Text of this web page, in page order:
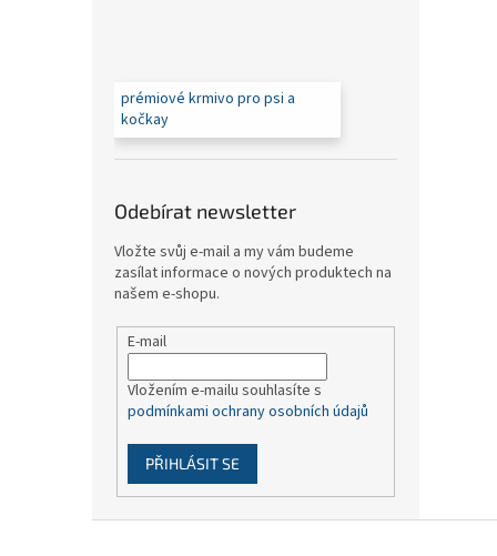
prémiové krmivo pro psi a
kočkay
Odebírat newsletter
Vložte svůj e-mail a my vám budeme
zasílat informace o nových produktech na
našem e-shopu.
E-mail
Vložením e-mailu souhlasíte s
podmínkami ochrany osobních údajů
PŘIHLÁSIT SE